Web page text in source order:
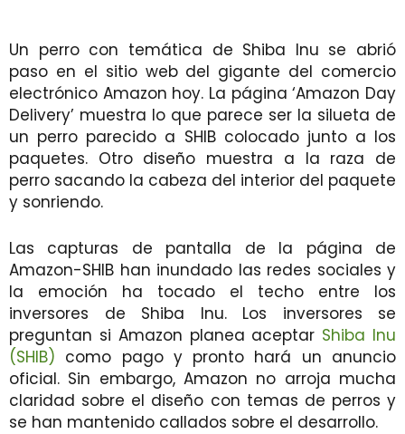
Un perro con temática de Shiba Inu se abrió
paso en el sitio web del gigante del comercio
electrónico Amazon hoy. La página ‘Amazon Day
Delivery’ muestra lo que parece ser la silueta de
un perro parecido a SHIB colocado junto a los
paquetes. Otro diseño muestra a la raza de
perro sacando la cabeza del interior del paquete
y sonriendo.
Las capturas de pantalla de la página de
Amazon-SHIB han inundado las redes sociales y
la emoción ha tocado el techo entre los
inversores de Shiba Inu. Los inversores se
preguntan si Amazon planea aceptar Shiba Inu
(SHIB) como pago y pronto hará un anuncio
oficial. Sin embargo, Amazon no arroja mucha
claridad sobre el diseño con temas de perros y
se han mantenido callados sobre el desarrollo.